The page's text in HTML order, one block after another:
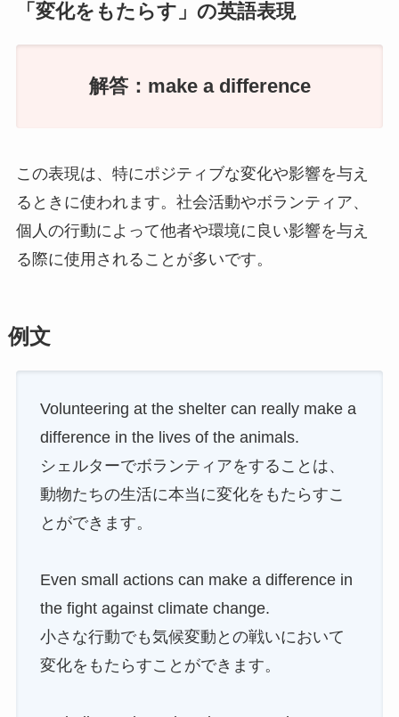
「変化をもたらす」の英語表現
解答：make a difference
この表現は、特にポジティブな変化や影響を与え
るときに使われます。社会活動やボランティア、
個人の行動によって他者や環境に良い影響を与え
る際に使用されることが多いです。
例文
Volunteering at the shelter can really make a
difference in the lives of the animals.
シェルターでボランティアをすることは、
動物たちの生活に本当に変化をもたらすこ
とができます。
Even small actions can make a difference in
the fight against climate change.
小さな行動でも気候変動との戦いにおいて
変化をもたらすことができます。